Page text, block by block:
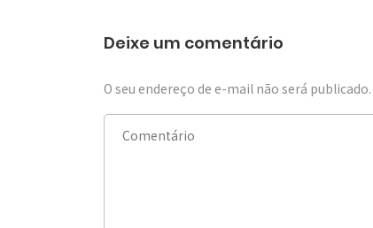
Deixe um comentário
O seu endereço de e-mail não será publicado.